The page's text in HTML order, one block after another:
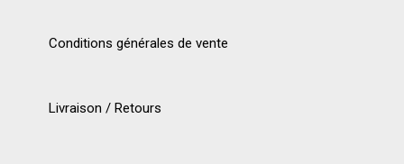
Conditions générales de vente
Livraison / Retours